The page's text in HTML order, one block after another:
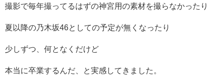
撮影で毎年撮ってるはずの神宮用の素材を撮らなかったり
夏以降の乃木坂46としての予定が無くなったり
少しずつ、何となくだけど
本当に卒業するんだ、と実感してきました。